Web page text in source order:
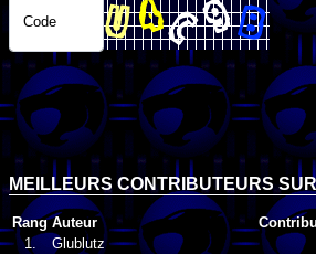
Code
MEILLEURS CONTRIBUTEURS
Rang Auteur
1.
Glublutz